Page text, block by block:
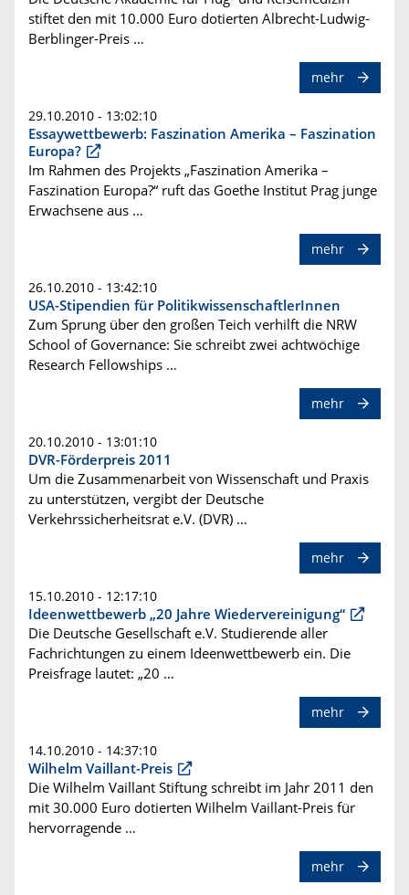
stiftet den mit 10.000 Euro dotierten Albrecht-Ludwig-
Berblinger-Preis …
mehr
29.10.2010 - 13:02:10
Essaywettbewerb: Faszination Amerika – Faszination
Europa?
Im Rahmen des Projekts „Faszination Amerika –
Faszination Europa?“ ruft das Goethe Institut Prag junge
Erwachsene aus …
mehr
26.10.2010 - 13:42:10
USA-Stipendien für PolitikwissenschaftlerInnen
Zum Sprung über den großen Teich verhilft die NRW
School of Governance: Sie schreibt zwei achtwöchige
Research Fellowships …
mehr
20.10.2010 - 13:01:10
DVR-Förderpreis 2011
Um die Zusammenarbeit von Wissenschaft und Praxis
zu unterstützen, vergibt der Deutsche
Verkehrssicherheitsrat e.V. (DVR) …
mehr
15.10.2010 - 12:17:10
Ideenwettbewerb „20 Jahre Wiedervereinigung“
Die Deutsche Gesellschaft e.V. Studierende aller
Fachrichtungen zu einem Ideenwettbewerb ein. Die
Preisfrage lautet: „20 …
mehr
14.10.2010 - 14:37:10
Wilhelm Vaillant-Preis
Die Wilhelm Vaillant Stiftung schreibt im Jahr 2011 den
mit 30.000 Euro dotierten Wilhelm Vaillant-Preis für
hervorragende …
mehr